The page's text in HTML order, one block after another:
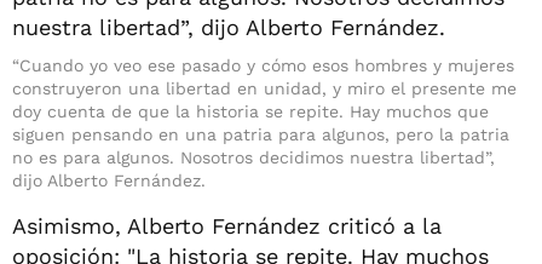
“Cuando yo veo ese pasado y cómo esos hombres y mujeres
construyeron una libertad en unidad, y miro el presente me
doy cuenta de que la historia se repite. Hay muchos que
siguen pensando en una patria para algunos, pero la patria
no es para algunos. Nosotros decidimos nuestra libertad”,
dijo Alberto Fernández.
Asimismo, Alberto Fernández criticó a la
oposición: "La historia se repite. Hay muchos